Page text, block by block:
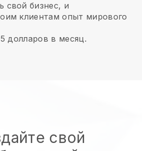
свой бизнес, и
клиентам опыт мирового
долларов в месяц.
свой